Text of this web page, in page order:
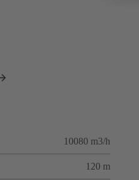
10080 m3/h
120 m